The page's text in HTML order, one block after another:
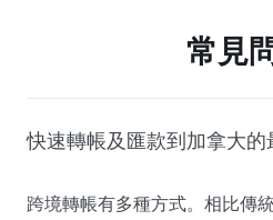
常見
快速轉帳及匯款到加拿大的
跨境轉帳有多種方式。相比傳